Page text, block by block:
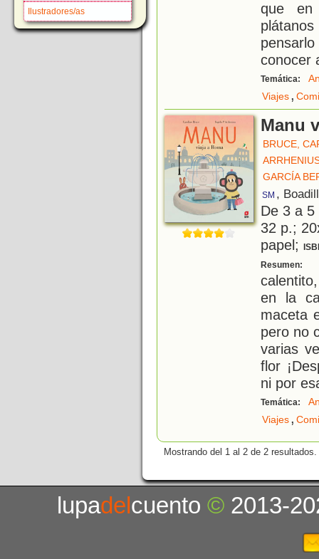
Ilustradores/as
que en
conocer
Temática:
Viajes,
Manu
BRUCE,
GARCÍA
SM ,
De 3 a
32 p.;
papel;
Resumen:
en la
maceta
pero no
varias
flor
ni por
Temática:
Viajes,
Mostrando del 1 al 2 de 2 resultados.
lupadelcuento© 2013-